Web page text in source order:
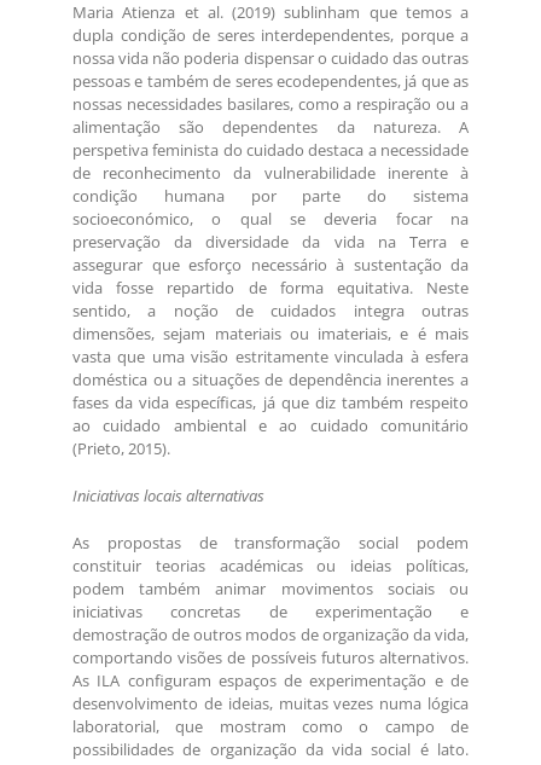
Maria Atienza et al. (2019) sublinham que temos a
dupla condição de seres interdependentes, porque a
nossa vida não poderia dispensar o cuidado das outras
pessoas e também de seres ecodependentes, já que as
nossas necessidades basilares, como a respiração ou a
alimentação são dependentes da natureza. A
perspetiva feminista do cuidado destaca a necessidade
de reconhecimento da vulnerabilidade inerente à
condição humana por parte do sistema
socioeconómico, o qual se deveria focar na
preservação da diversidade da vida na Terra e
assegurar que esforço necessário à sustentação da
vida fosse repartido de forma equitativa. Neste
sentido, a noção de cuidados integra outras
dimensões, sejam materiais ou imateriais, e é mais
vasta que uma visão estritamente vinculada à esfera
doméstica ou a situações de dependência inerentes a
fases da vida específicas, já que diz também respeito
ao cuidado ambiental e ao cuidado comunitário
(Prieto, 2015).
Iniciativas locais alternativas
As propostas de transformação social podem
constituir teorias académicas ou ideias políticas,
podem também animar movimentos sociais ou
iniciativas concretas de experimentação e
demostração de outros modos de organização da vida,
comportando visões de possíveis futuros alternativos.
As ILA configuram espaços de experimentação e de
desenvolvimento de ideias, muitas vezes numa lógica
laboratorial, que mostram como o campo de
possibilidades de organização da vida social é lato.